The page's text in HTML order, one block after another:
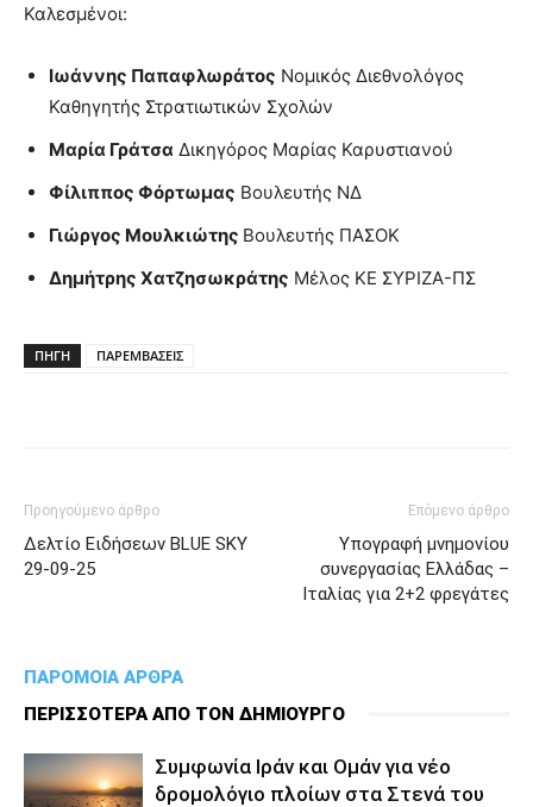
Καλεσμένοι:
Ιωάννης Παπαφλωράτος Νομικός Διεθνολόγος
Καθηγητής Στρατιωτικών Σχολών
Μαρία Γράτσα Δικηγόρος Μαρίας Καρυστιανού
Φίλιππος Φόρτωμας Βουλευτής ΝΔ
Γιώργος Μουλκιώτης Βουλευτής ΠΑΣΟΚ
Δημήτρης Χατζησωκράτης Μέλος ΚΕ ΣΥΡΙΖΑ-ΠΣ
ΠΗΓΗ ΠΑΡΕΜΒΑΣΕΙΣ
Προηγούμενο άρθρο
Δελτίο Ειδήσεων BLUE SKY
29-09-25
Επόμενο άρθρο
Υπογραφή μνημονίου
συνεργασίας Ελλάδας –
Ιταλίας για 2+2 φρεγάτες
ΠΑΡΟΜΟΙΑ ΑΡΘΡΑ
ΠΕΡΙΣΣΟΤΕΡΑ ΑΠΟ ΤΟΝ ΔΗΜΙΟΥΡΓΟ
Συμφωνία Ιράν και Ομάν για νέο
δρομολόγιο πλοίων στα Στενά του